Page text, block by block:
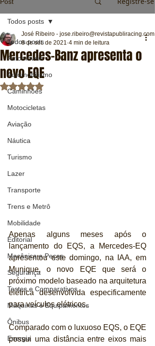
Todos posts
Automóveis
Automobilismo
Caminhões
Motocicletas
Aviação
Náutica
Turismo
Lazer
Transporte
Trens e Metrô
Mobilidade
Editorial
Mecânica e Peças
Segurança
Testes e Comparativos
Máquinas e Equipamentos
Ônibus
Energia
Todos posts
Mercedes-Banz apresenta o
novo EQE
José Ribeiro -
8 de set. de 2021 4 min de leitura
Avaliado com NaN de 5 estrelas.
Apenas alguns meses após o
lançamento do EQS, a Mercedes-EQ
apresentou este domingo, na IAA, em
Munique, o novo EQE que será o
próximo modelo baseado na arquitetura
elétrica desenvolvida especificamente
para veículos elétricos.
Comparado com o luxuoso EQS, o EQE
possui uma distância entre eixos mais